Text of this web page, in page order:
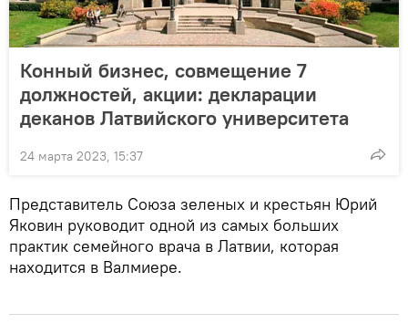
Конный бизнес, совмещение 7
должностей, акции: декларации
деканов Латвийского университета
24 марта 2023, 15:37
Представитель Союза зеленых и крестьян Юрий
Яковин руководит одной из самых больших
практик семейного врача в Латвии, которая
находится в Валмиере.